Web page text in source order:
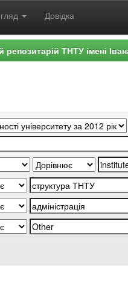
Довідка
репозитарій ТНТУ імені